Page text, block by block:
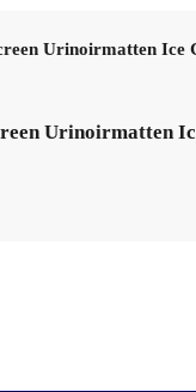
Urinoirmatten